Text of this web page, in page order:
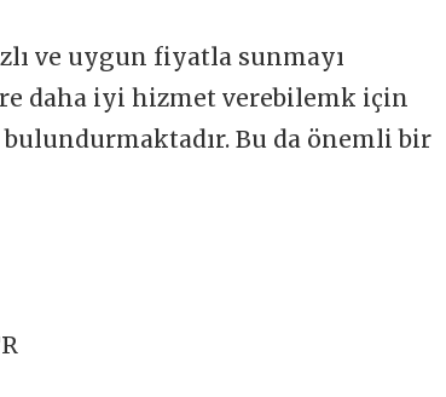
ve uygun fiyatla sunmayı
daha iyi hizmet verebilemk için
Bu da önemli bir